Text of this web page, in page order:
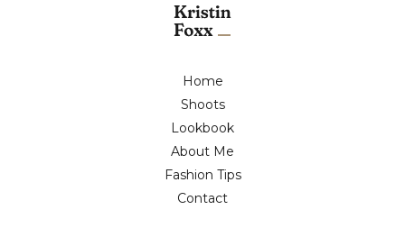
Home
Shoots
Lookbook
About Me
Fashion Tips
Contact